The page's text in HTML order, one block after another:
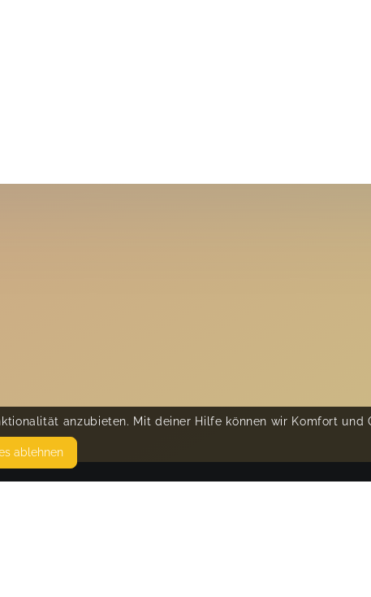
anzubieten. Mit deiner Hilfe können wir Komfort und
ablehnen